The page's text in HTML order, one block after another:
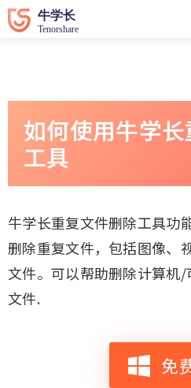
如何使用牛学
工具
牛学长重复文件删除工具功
删除重复文件，包括图像、
文件。可以帮助删除计算机
文件.
免